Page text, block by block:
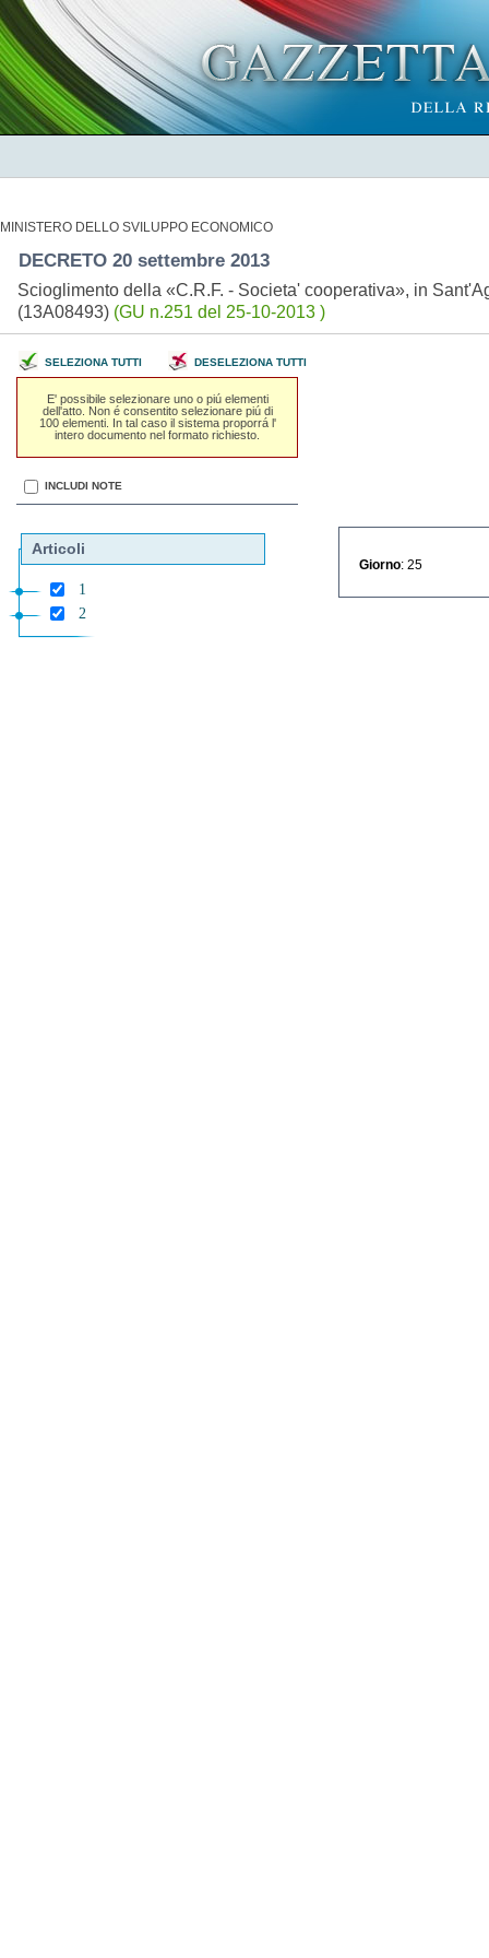
MINISTERO DELLO SVILUPPO ECONOMICO
DECRETO 20 settembre 2013
Scioglimento della «C.R.F. - Societa' cooperativa», in
(13A08493) (GU n.251 del 25-10-2013 )
SELEZIONA TUTTI DESELEZIONA TUTTI
E' possibile selezionare uno o piú elementi
dell'atto. Non é consentito selezionare piú di
100 elementi. In tal caso il sistema proporrá l'
intero documento nel formato richiesto.
INCLUDI NOTE
Articoli
1
2
Giorno : 25